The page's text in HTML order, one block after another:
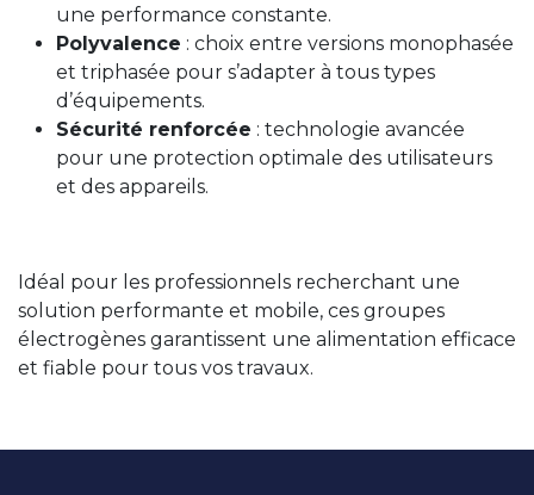
une performance constante.
Polyvalence : choix entre versions monophasée
et triphasée pour s’adapter à tous types
d’équipements.
Sécurité renforcée : technologie avancée
pour une protection optimale des utilisateurs
et des appareils.
Idéal pour les professionnels recherchant une
solution performante et mobile, ces groupes
électrogènes garantissent une alimentation efficace
et fiable pour tous vos travaux.